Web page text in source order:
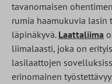
tavanomaisen
rumia haamukuvia lasin
läpinäkyvä. Laattaliima
liimalaasti, joka on
lasilaattojen
erinomainen